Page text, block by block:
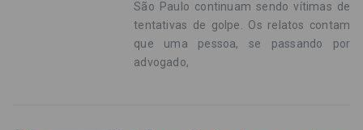
São Paulo continuam sendo vítimas de
tentativas de golpe. Os relatos contam
que uma pessoa, se passando por
advogado,